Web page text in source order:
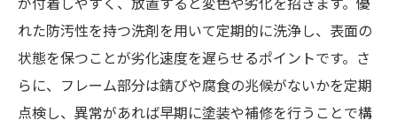
れた防汚性を持つ洗剤を用いて定期的に洗浄し、表面の
状態を保つことが劣化速度を遅らせるポイントです。さ
らに、フレーム部分は錆びや腐食の兆候がないかを定期
点検し、異常があれば早期に塗装や補修を行うことで構